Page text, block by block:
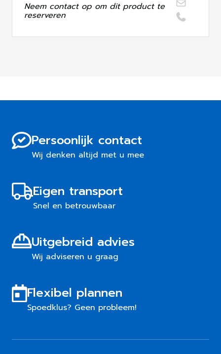
Neem contact op om dit product te
reserveren
Persoonlijk contact
Wij denken altijd met u mee
Eigen transport
Snel en betrouwbaar
Uitgebreid advies
Wij adviseren u graag
Flexibel plannen
Spoedklus? Geen probleem!